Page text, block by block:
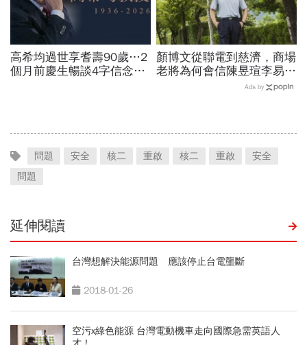
高希均過世享耆壽90歲…2
個月前慶生暢談4字信念，
顏博文從聯電到慈濟，商場
老將為何會信陳昱瑄李易
儒、豪給10億？慈濟發
Ads by
問題 安全 核二 重啟 核二 重啟
安全
問題
延伸閱讀
台灣想解決能源問題 應該停止台電壟斷
2018-01-26
空污x綠色能源 台灣電動機車走向國際急需英語人